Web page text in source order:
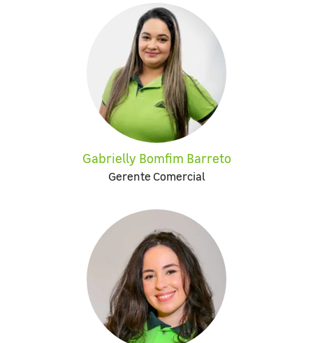
Gabrielly Bomfim Barreto
Gerente Comercial